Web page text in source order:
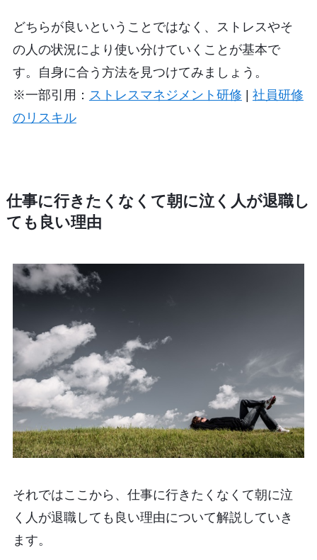
どちらが良いということではなく、ストレスやそ
の人の状況により使い分けていくことが基本で
す。自身に合う方法を見つけてみましょう。
※一部引用： ストレスマネジメント研修
社員研修
のリスキル
仕事に行きたくなくて朝に泣く人が退職し
ても良い理由
それではここから、仕事に行きたくなくて朝に泣
く人が退職しても良い理由について解説していき
ます。